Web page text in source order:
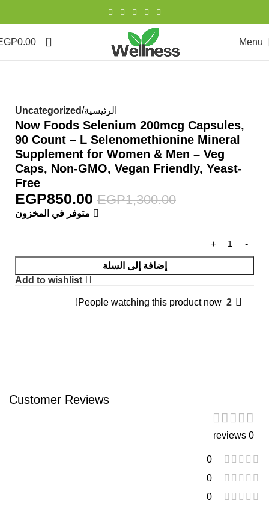
Menu
0
0.00
الرئيسية Uncategorized
Now Foods Selenium 200mcg Capsules,
90 Count – L Selenomethionine Mineral
Supplement for Women & Men – Veg
Caps, Non-GMO, Vegan Friendly, Yeast-
Free
EGP1,300.00
EGP850.00
متوفر في المخزون
إضافة إلى السلة
Add to wishlist
2
People watching this product now!
Customer Reviews
0 reviews
0
0
0